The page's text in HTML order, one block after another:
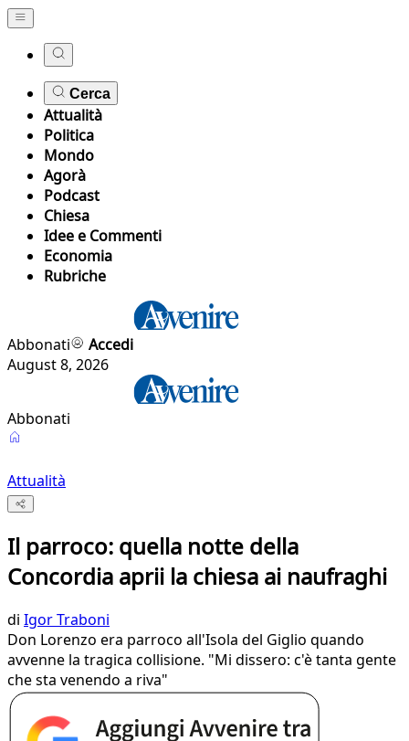
Cerca
Attualità
Politica
Mondo
Agorà
Podcast
Chiesa
Idee e Commenti
Economia
Rubriche
Abbonati
Accedi
August 8, 2026
Abbonati
Attualità
Il parroco: quella notte della
Concordia aprii la chiesa ai naufraghi
di Igor Traboni
Don Lorenzo era parroco all'Isola del Giglio quando
avvenne la tragica collisione. "Mi dissero: c'è tanta gente
che sta venendo a riva"